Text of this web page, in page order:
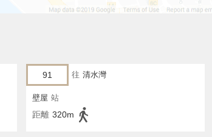
91 往 清水灣
壁屋 站
距離 320m